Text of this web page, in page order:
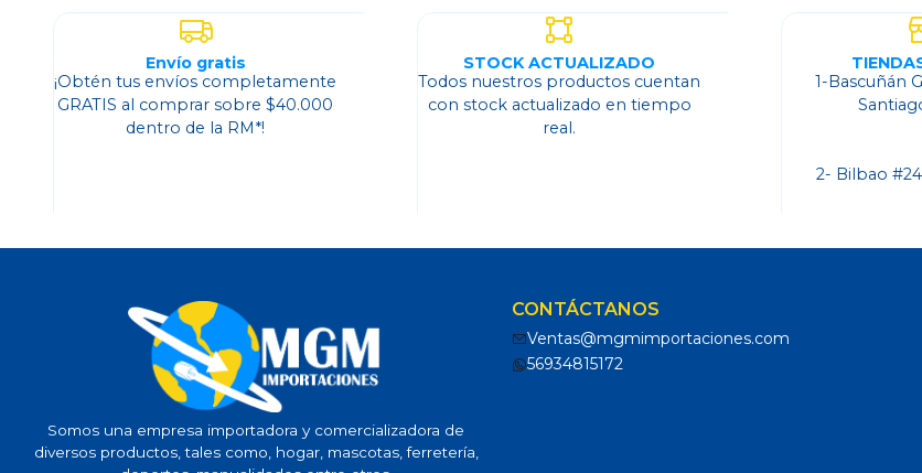
Envío gratis
¡Obtén tus envíos completamente
GRATIS al comprar sobre $40.000
dentro de la RM*!
STOCK ACTUALIZADO
Todos nuestros productos cuentan
con stock actualizado en tiempo
real.
1-Bascuñán
2- Bilbao
Somos una empresa importadora y comercializadora de
diversos productos, tales como, hogar, mascotas, ferretería,
CONTÁCTANOS
Ventas@mgmimportaciones.com
56934815172